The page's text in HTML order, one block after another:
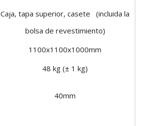
Caja, tapa superior, casete (incluida la
bolsa de revestimiento)
1100x1100x1000mm
48 kg (± 1 kg)
40mm